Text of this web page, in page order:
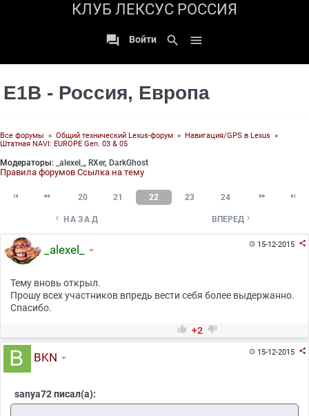
КЛУБ ЛЕКСУС РОССИЯ
 Войти search 
Е1В - Россия, Европа
Все форумы » Общий технический Lexus-форум » Навигация/GPS в Lexus »
Штатная NAVI: EUROPE Gen. 03 & 05
Модераторы: _alexel_ , RXer, DarkGhost
Правила форумов Ссылка на тему
  20 21 22 23 24  
 НАЗАД ВПЕРЕД 
15-12-2015 
_alexel_
Тему вновь открыл.
Прошу всех участников впредь вести себя более выдержанно.
Спасибо.
 +2 
15-12-2015 
BKN
sanya72 писал(а):